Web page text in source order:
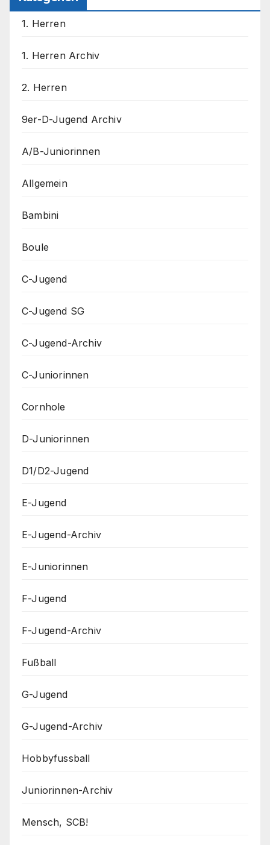
1. Herren
1. Herren Archiv
2. Herren
9er-D-Jugend Archiv
A/B-Juniorinnen
Allgemein
Bambini
Boule
C-Jugend
C-Jugend SG
C-Jugend-Archiv
C-Juniorinnen
Cornhole
D-Juniorinnen
D1/D2-Jugend
E-Jugend
E-Jugend-Archiv
E-Juniorinnen
F-Jugend
F-Jugend-Archiv
Fußball
G-Jugend
G-Jugend-Archiv
Hobbyfussball
Juniorinnen-Archiv
Mensch, SCB!